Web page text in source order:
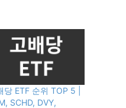
당 ETF 순위 TOP 5 |
SCHD, DVY,